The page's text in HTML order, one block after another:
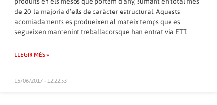
de 20, la majoria d’ells de caràcter estructural. Aquests
acomiadaments es produeixen al mateix temps que es
segueixen mantenint treballadorsque han entrat via ETT.
LLEGIR MÉS »
15/06/2017 - 12:22:53